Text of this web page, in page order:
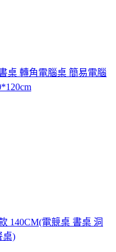
桌 轉角電腦桌 簡易電腦
140CM(電競桌 書桌 洞
桌)